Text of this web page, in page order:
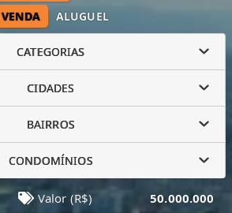
VENDA ALUGUEL
CATEGORIAS
CIDADES
BAIRROS
CONDOMÍNIOS
Valor (R$) 50.000.000